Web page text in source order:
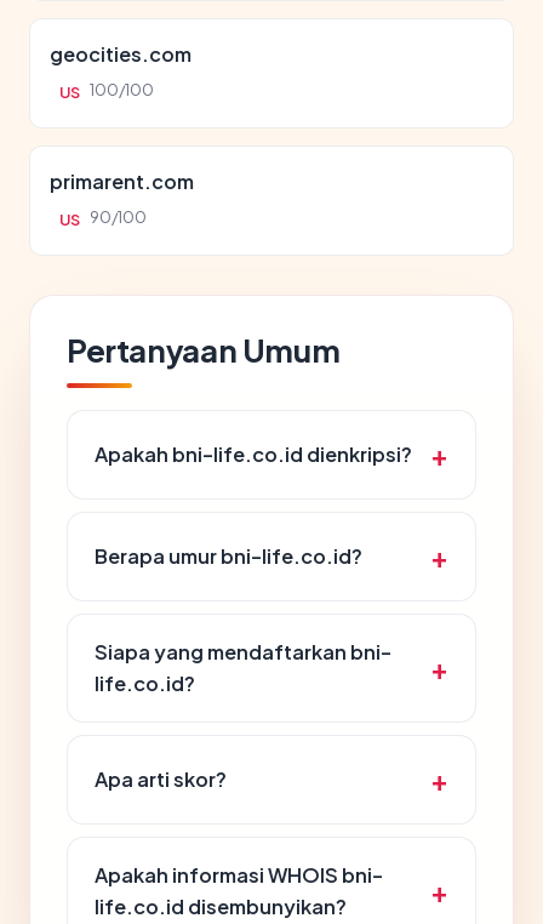
geocities.com
US 100/100
primarent.com
US 90/100
Pertanyaan Umum
Apakah bni-life.co.id dienkripsi?
Berapa umur bni-life.co.id?
Siapa yang mendaftarkan bni-
life.co.id?
Apa arti skor?
Apakah informasi WHOIS bni-
life.co.id disembunyikan?